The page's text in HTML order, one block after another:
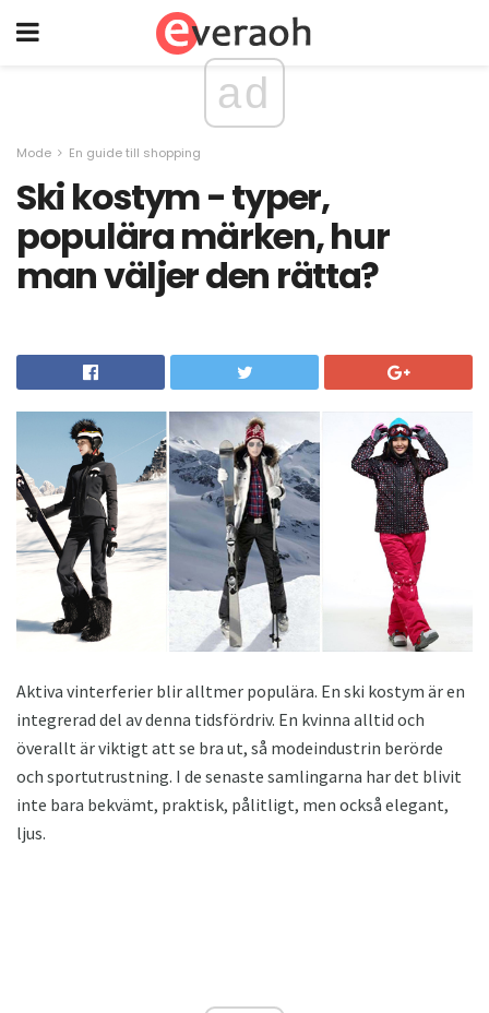
ad
Mode En guide till shopping
Ski kostym - typer,
populära märken, hur
man väljer den rätta?
Aktiva vinterferier blir alltmer populära. En ski kostym är en
integrerad del av denna tidsfördriv. En kvinna alltid och
överallt är viktigt att se bra ut, så modeindustrin berörde
och sportutrustning. I de senaste samlingarna har det blivit
inte bara bekvämt, praktisk, pålitligt, men också elegant,
ljus.